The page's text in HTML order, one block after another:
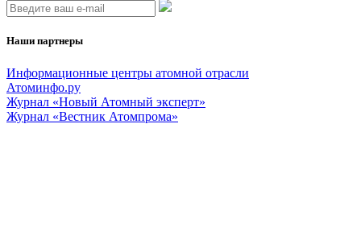
Наши партнеры
Информационные центры атомной отрасли
Атоминфо.ру
Журнал «Новый Атомный эксперт»
Журнал «Вестник Атомпрома»